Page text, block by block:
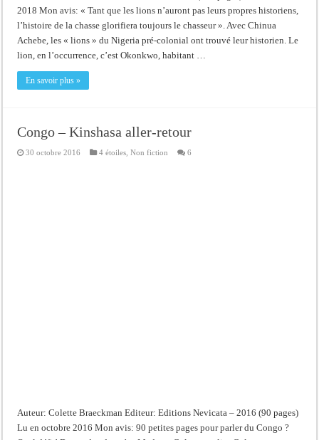
2018 Mon avis: « Tant que les lions n’auront pas leurs propres historiens,
l’histoire de la chasse glorifiera toujours le chasseur ». Avec Chinua
Achebe, les « lions » du Nigeria pré-colonial ont trouvé leur historien. Le
lion, en l’occurrence, c’est Okonkwo, habitant …
En savoir plus »
Congo – Kinshasa aller-retour
30 octobre 2016 4 étoiles ,Non fiction 6
Auteur: Colette Braeckman Editeur: Editions Nevicata – 2016 (90 pages)
Lu en octobre 2016 Mon avis: 90 petites pages pour parler du Congo ?